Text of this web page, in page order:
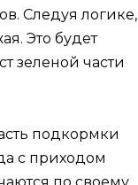
Следуя логике,
Это будет
зеленой части
подкормки
с приходом